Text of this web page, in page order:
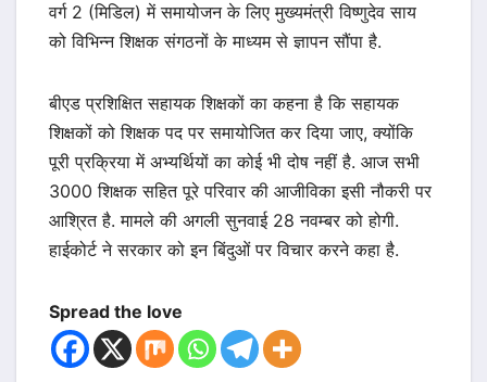
वर्ग 2 (मिडिल) में समायोजन के लिए मुख्यमंत्री विष्णुदेव साय
को विभिन्न शिक्षक संगठनों के माध्यम से ज्ञापन सौंपा है.
बीएड प्रशिक्षित सहायक शिक्षकों का कहना है कि सहायक
शिक्षकों को शिक्षक पद पर समायोजित कर दिया जाए, क्योंकि
पूरी प्रक्रिया में अभ्यर्थियों का कोई भी दोष नहीं है. आज सभी
3000 शिक्षक सहित पूरे परिवार की आजीविका इसी नौकरी पर
आश्रित है. मामले की अगली सुनवाई 28 नवम्बर को होगी.
हाईकोर्ट ने सरकार को इन बिंदुओं पर विचार करने कहा है.
Spread the love